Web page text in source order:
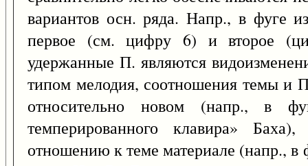
вариантов осн. ряда. Напр., в фуге
первое (см. цифру 6) и второе
удержанные П. являются
типом мелодия, соотношения темы и
относительно новом (напр., в
темперированного клавира»
отношению к теме материале (напр., в